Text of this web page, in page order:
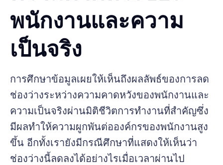
พนักงานและความ
เป็นจริง
การศึกษาข้อมูลเผยให้เห็นถึงผลลัพธ์ของการลด
ช่องว่างระหว่างความคาดหวังของพนักงานและ
ความเป็นจริงผ่านมิติชีวิตการทำงานที่สำคัญซึ่ง
มีผลทำให้ความผูกพันต่อองค์กรของพนักงานสูง
ขึ้น อีกทั้งเรายังมีกรณีศึกษาที่แสดงให้เห็นว่า
ช่องว่างนี้ลดลงได้อย่างไรเมื่อเวลาผ่านไป